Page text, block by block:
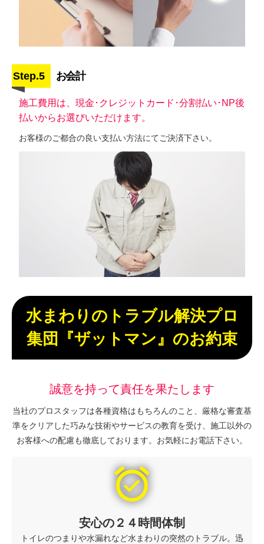
Step.5 お会計
施工費用は、現金･クレジットカード･分割払い･NP後
払いからお選びいただけます。
お客様のご都合の良い支払い方法にてご決済下さい。
水まわりのトラブル解決プロ
集団『ザットマン』のお約束
誠意を持って責任を果たします
当社のプロスタッフは各種資格はもちろんのこと、厳格な審査基
準をクリアした巧みな技術やサービスの教育を受け、施工以外の
お客様への配慮も徹底しております。お気軽にお電話下さい。
alarm_on
安心の２４時間体制
トイレのつまりや水漏れなど水まわりの突然のトラブル。迅